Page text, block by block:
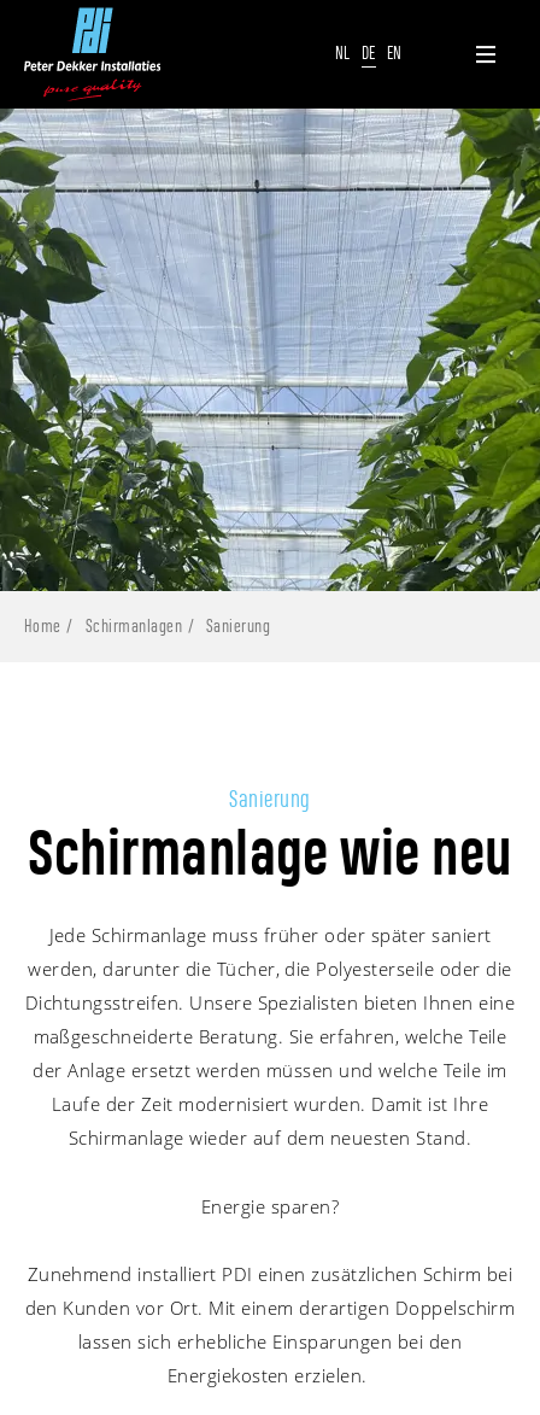
NL DE EN
Home Schirmanlagen Sanierung
Sanierung
Schirmanlage wie neu
Jede Schirmanlage muss früher oder später saniert
werden, darunter die Tücher, die Polyesterseile oder die
Dichtungsstreifen. Unsere Spezialisten bieten Ihnen eine
maßgeschneiderte Beratung. Sie erfahren, welche Teile
der Anlage ersetzt werden müssen und welche Teile im
Laufe der Zeit modernisiert wurden. Damit ist Ihre
Schirmanlage wieder auf dem neuesten Stand.
Energie sparen?
Zunehmend installiert PDI einen zusätzlichen Schirm bei
den Kunden vor Ort. Mit einem derartigen Doppelschirm
lassen sich erhebliche Einsparungen bei den
Energiekosten erzielen.